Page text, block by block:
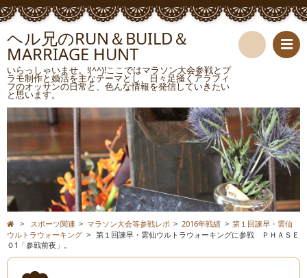
ヘル兄のRUN＆BUILD＆
MARRIAGE HUNT
いらっしゃいませ。!(^^)!ここではマラソン大会参戦とプ
ラモ制作と婚活を主なテーマとし、日々足掻くアラフィ
フのオッサンの日常と、色んな情報を発信していきたい
と思います。
> スポーツ関連 > マラソン大会等参戦レポ > 2016年戦績 > 第１回諫早・雲仙
ウルトラウォーキング > 第１回諫早・雲仙ウルトラウォーキングに参戦 ＰＨＡＳＥ
０1「参戦前夜」。